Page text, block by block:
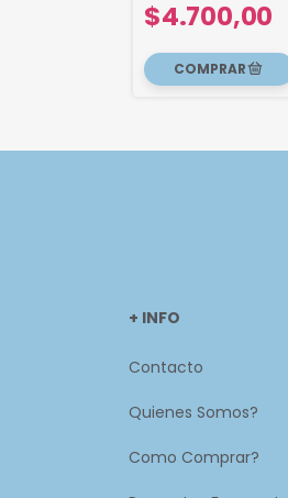
$4.700,00
+ INFO
Contacto
Quienes Somos?
Como Comprar?